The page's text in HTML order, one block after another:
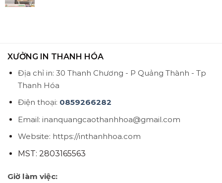
XƯỞNG IN THANH HÓA
Địa chỉ in: 30 Thanh Chương - P Quảng Thành - Tp
Thanh Hóa
Điện thoại: 0859266282
Email: inanquangcaothanhhoa@gmail.com
Website: https://inthanhhoa.com
MST: 2803165563
Giờ làm việc: